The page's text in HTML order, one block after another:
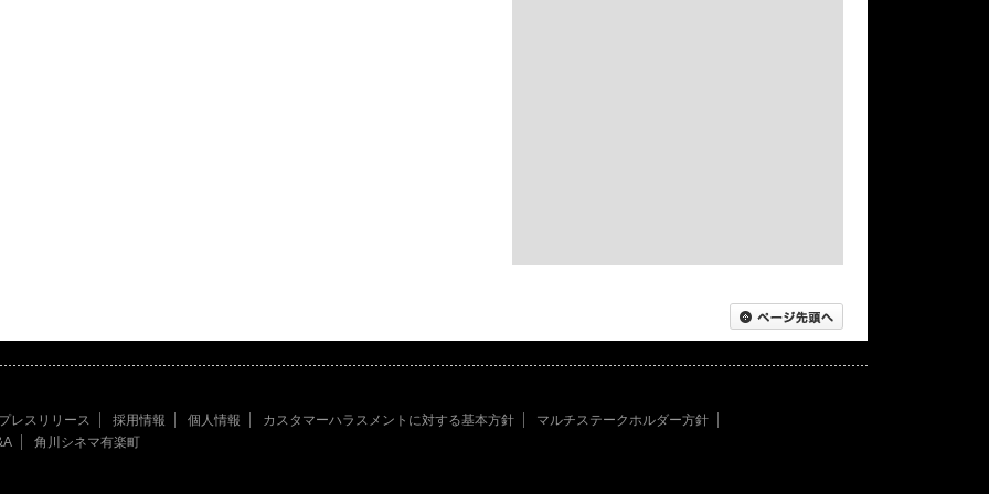
プレスリリース 採用情報 個人情報 カスタマーハラスメントに対する基本方針
マルチステークホルダー方針
角川シネマ有楽町